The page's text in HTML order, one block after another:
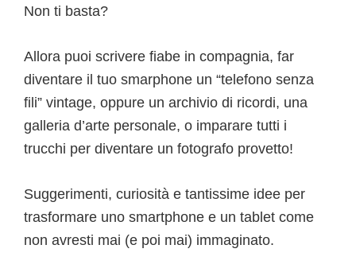
Non ti basta?
Allora puoi scrivere fiabe in compagnia, far
diventare il tuo smarphone un “telefono senza
fili” vintage, oppure un archivio di ricordi, una
galleria d’arte personale, o imparare tutti i
trucchi per diventare un fotografo provetto!
Suggerimenti, curiosità e tantissime idee per
trasformare uno smartphone e un tablet come
non avresti mai (e poi mai) immaginato.